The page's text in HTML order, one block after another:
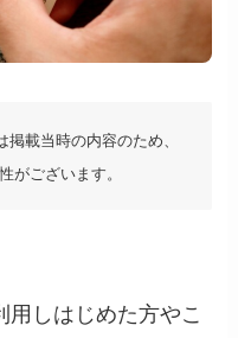
載当時の内容のため、
がございます。
用しはじめた方やこ